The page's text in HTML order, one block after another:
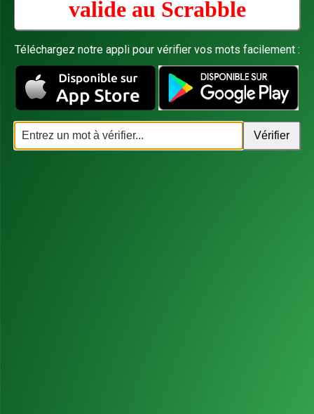
valide au Scrabble
Téléchargez notre appli pour vérifier vos mots facilement :